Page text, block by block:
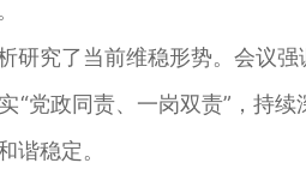
了当前维稳形势。会议强
党政同责、一岗双责”，持
谐稳定。